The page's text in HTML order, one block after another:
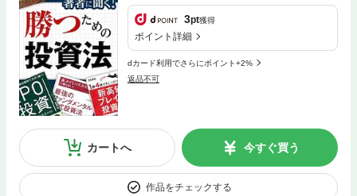
3pt獲得
ポイント詳細
dカード利用でさらにポイント+2%
返品不可
カートへ 今すぐ買う
作品をチェックする